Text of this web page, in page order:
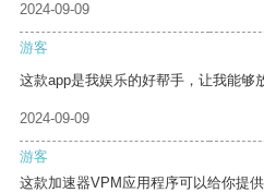
2024-09-09
游客
这款app是我娱乐的好帮手，让我能够
2024-09-09
游客
这款加速器VPM应用程序可以给你提